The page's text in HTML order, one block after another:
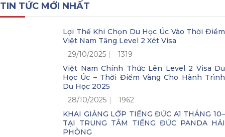
TIN TỨC MỚI NHẤT
Lợi Thế Khi Chọn Du Học Úc Vào Thời Điểm
Việt Nam Tăng Level 2 Xét Visa
29/10/2025
1319
Việt Nam Chính Thức Lên Level 2 Visa Du
Học Úc – Thời Điểm Vàng Cho Hành Trình
Du Học 2025
28/10/2025
1962
KHAI GIẢNG LỚP TIẾNG ĐỨC A1 THÁNG 10–
TẠI TRUNG TÂM TIẾNG ĐỨC PANDA HẢI
PHÒNG